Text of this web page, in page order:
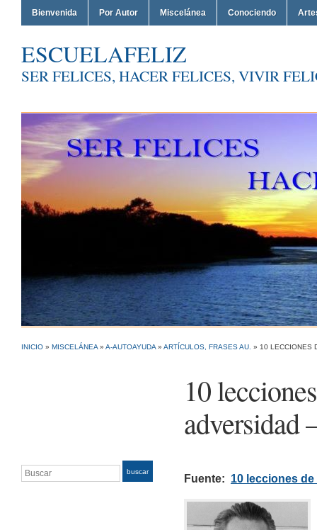
Bienvenida Por Autor Miscelánea Conociendo
ESCUELAFELIZ
SER FELICES, HACER FELICES, VIVIR
INICIO » MISCELÁNEA » A-AUTOAYUDA » ARTÍCULOS, FRASES AU. » 10 LECCIONES
10
adversidad
Buscar buscar
Fuente: 10 lecciones